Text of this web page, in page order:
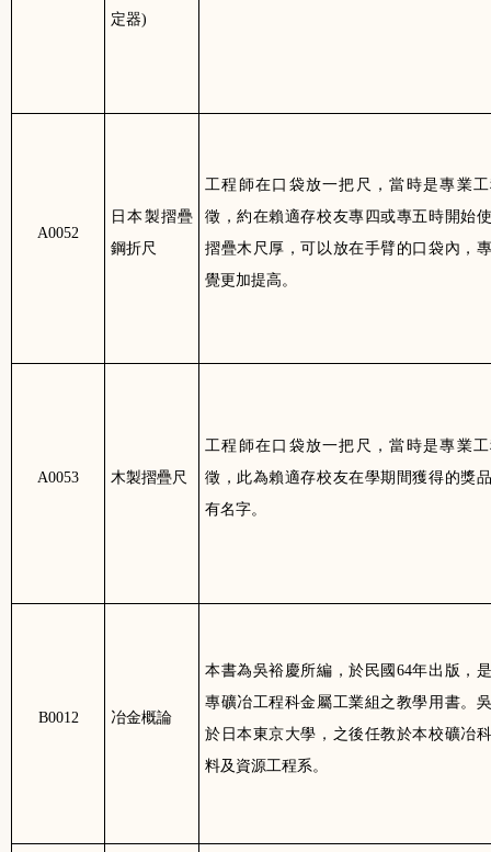
定器)
A0052
日本製摺疊
鋼折尺
工程師在口袋放一把尺，當時是專業
徵，約在賴適存校友專四或專五時開始
摺疊木尺厚，可以放在手臂的口袋內，
覺更加提高。
A0053 木製摺疊尺
工程師在口袋放一把尺，當時是專業
徵，此為賴適存校友在學期間獲得的獎
有名字。
B0012 冶金概論
本書為吳裕慶所編，於民國 64年出版，
專礦冶工程科金屬工業組之教學用書。
於日本東京大學，之後任教於本校礦冶
料及資源工程系。